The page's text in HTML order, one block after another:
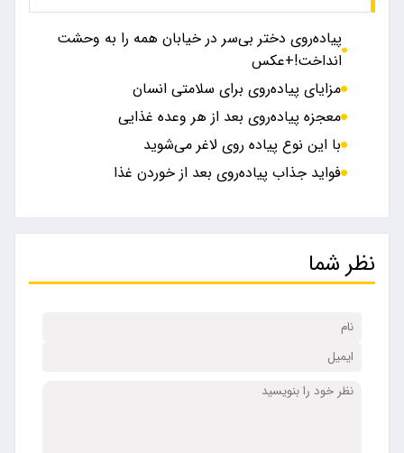
پیاده‌روی دختر بی‌سر در خیابان همه را به وحشت
انداخت!+عکس
مزایای پیاده‌روی برای سلامتی انسان
معجزه پیاده‌روی بعد از هر وعده غذایی
با این نوع پیاده روی لاغر می‌شوید
فواید جذاب پیاده‌روی بعد از خوردن غذا
نظر شما